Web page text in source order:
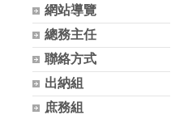
網站導覽
總務主任
聯絡方式
出納組
庶務組